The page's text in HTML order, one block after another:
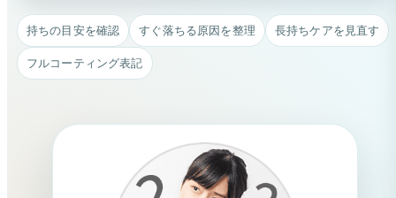
持ちの目安を確認 すぐ落ちる原因を整理 長持ちケアを見直す
フルコーティング表記